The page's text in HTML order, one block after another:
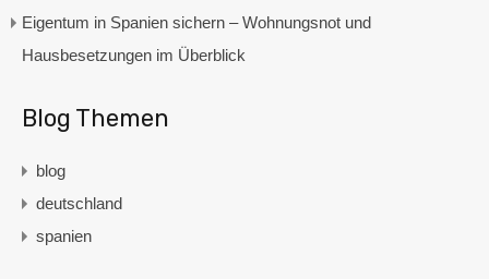
Eigentum in Spanien sichern – Wohnungsnot und
Hausbesetzungen im Überblick
Blog Themen
blog
deutschland
spanien